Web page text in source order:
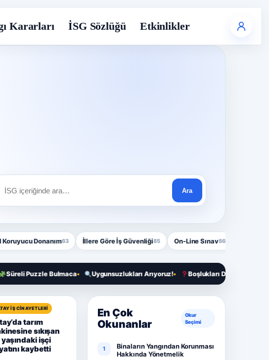
Kararları İSG Sözlüğü Etkinlikler
İçerik
Ara
Koruyucu Donanım63 İllere Göre İş Güvenliği85 On-Line Sınav86
Bulmaca Uygunsuzlukları Arıyoruz! Boşlukları Doldur, Hediyeleri Götür
İŞ CINAYETLERI
tarım
sıkışan
işçi
kaybetti
En Çok
Okunanlar
Okur
Seçimi
1
Binaların Yangından Korunması
Hakkında Yönetmelik